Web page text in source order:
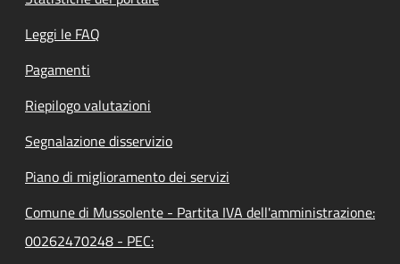
Leggi le FAQ
Pagamenti
Riepilogo valutazioni
Segnalazione disservizio
Piano di miglioramento dei servizi
Comune di Mussolente - Partita IVA dell'amministrazione:
00262470248 - PEC: